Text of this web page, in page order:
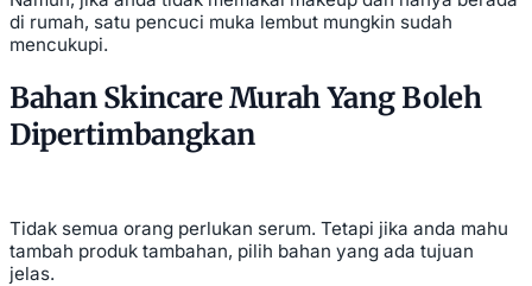
di rumah, satu pencuci muka lembut mungkin sudah
mencukupi.
Bahan Skincare Murah Yang Boleh
Dipertimbangkan
Tidak semua orang perlukan serum. Tetapi jika anda mahu
tambah produk tambahan, pilih bahan yang ada tujuan
jelas.